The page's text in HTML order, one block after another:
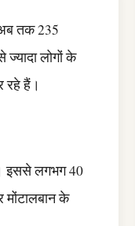
तक 235
लोगों के
रहे हैं।
इससे लगभग 40
के